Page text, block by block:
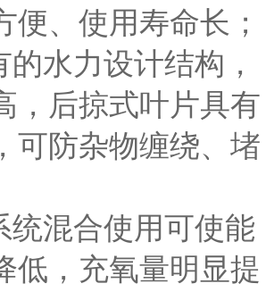
便、使用寿命长；
水力设计结构，
，后掠式叶片具有
可防杂物缠绕、堵
统混合使用可使能
低，充氧量明显提